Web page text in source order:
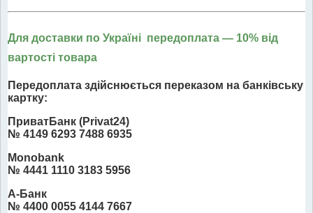
Для доставки по Україні передоплата — 10% від
вартості товара
Передоплата здійснюється переказом на банківську
картку:
ПриватБанк (Privat24)
№ 4149 6293 7488 6935
Monobank
№ 4441 1110 3183 5956
А-Банк
№ 4400 0055 4144 7667